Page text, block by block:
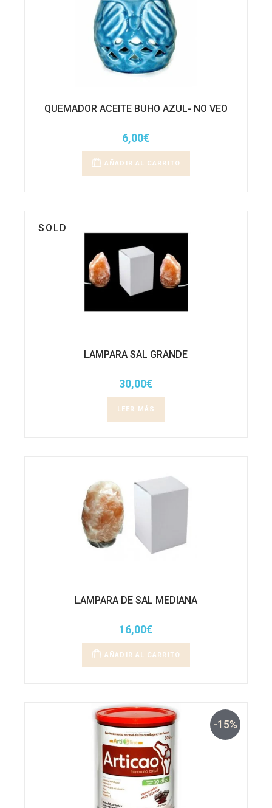
QUEMADOR ACEITE BUHO AZUL- NO VEO
6,00€
AÑADIR AL CARRITO
SOLD
LAMPARA SAL GRANDE
30,00€
LEER MÁS
LAMPARA DE SAL MEDIANA
16,00€
AÑADIR AL CARRITO
-15%